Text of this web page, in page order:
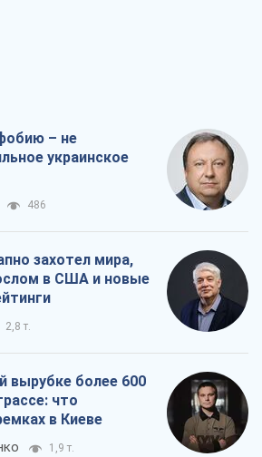
– не
украинское
486
захотел мира,
в США и новые
2,8 т.
вырубке более 600
что
в Киеве
1,9 т.